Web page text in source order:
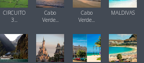
CIRCUITO
3...
Cabo
Verde...
Cabo
Verde...
MALDIVAS